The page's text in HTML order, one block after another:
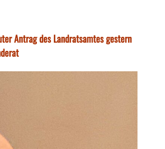
Antrag des Landratsamtes gestern